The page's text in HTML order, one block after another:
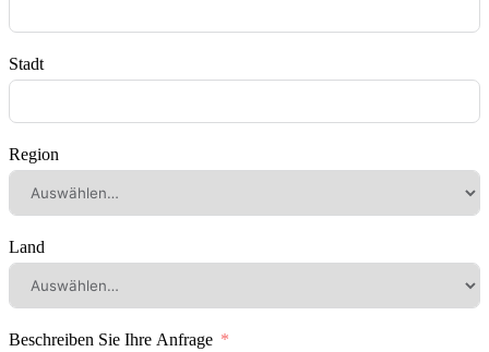
Stadt
Region
Land
Beschreiben Sie Ihre Anfrage